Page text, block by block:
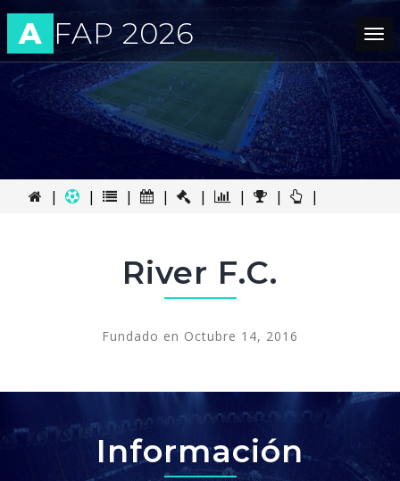
A FAP 2026
| | | | | | | |
River F.C.
Fundado en Octubre 14, 2016
Información